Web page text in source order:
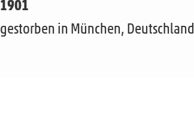
1901
gestorben in München, Deutschland